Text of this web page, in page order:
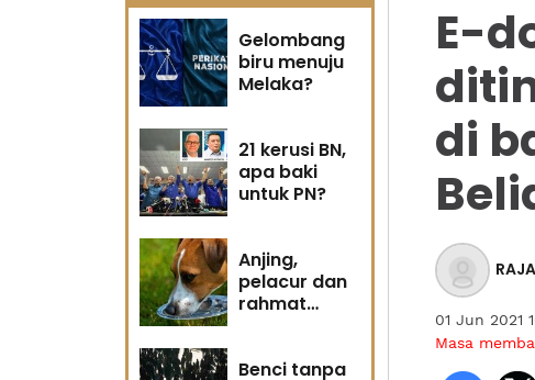
Gelombang
biru menuju
Melaka?
21 kerusi BN,
apa baki
untuk PN?
Anjing,
pelacur dan
rahmat
Benci tanpa
E-
di
01 Jun 2021
Masa